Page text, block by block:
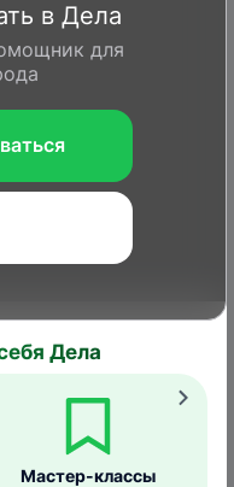
Статьи Справка
в Дела
для
Дела
Мастер-классы